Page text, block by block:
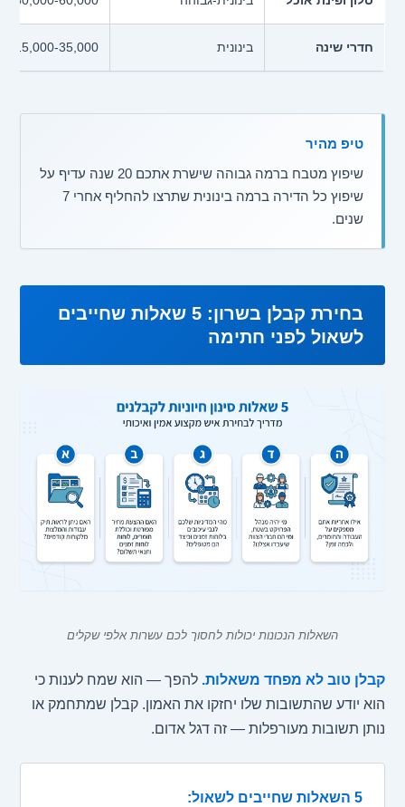
חדרי שינה בינונית 15,000-35,000 ש"ח/חדר
טיפ מהיר
שיפוץ מטבח ברמה גבוהה שישרת אתכם 20 שנה עדיף על
שיפוץ כל הדירה ברמה בינונית שתרצו להחליף אחרי 7
שנים.
בחירת קבלן בשרון: 5 שאלות שחייבים
לשאול לפני חתימה
השאלות הנכונות יכולות לחסוך לכם עשרות אלפי שקלים
קבלן טוב לא מפחד משאלות. להפך — הוא שמח לענות כי
הוא יודע שהתשובות שלו יחזקו את האמון. קבלן שמתחמק או
נותן תשובות מעורפלות — זה דגל אדום.
5 השאלות שחייבים לשאול: